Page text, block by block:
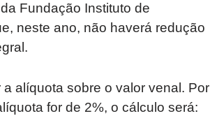
Fundação Instituto de
neste ano, não haverá redução
alíquota sobre o valor venal. Por
for de 2%, o cálculo será: